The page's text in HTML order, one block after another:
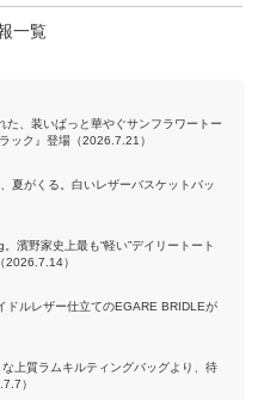
一覧
た、装いぱっと華やぐサンフラワートー
ック』登場（2026.7.21）
夏がくる。白いレザーバスケットバッ
濱野家史上最も“軽い”デイリートート
2026.7.14）
ドルレザー仕立てのEGARE BRIDLEが
な上質ラムキルティングバッグより、待
）